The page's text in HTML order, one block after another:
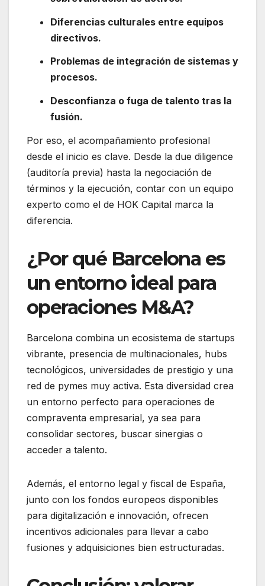
Diferencias culturales entre equipos
directivos.
Problemas de integración de sistemas y
procesos.
Desconfianza o fuga de talento tras la
fusión.
Por eso, el acompañamiento profesional
desde el inicio es clave. Desde la due diligence
(auditoría previa) hasta la negociación de
términos y la ejecución, contar con un equipo
experto como el de HOK Capital marca la
diferencia.
¿Por qué Barcelona es
un entorno ideal para
operaciones M&A?
Barcelona combina un ecosistema de startups
vibrante, presencia de multinacionales, hubs
tecnológicos, universidades de prestigio y una
red de pymes muy activa. Esta diversidad crea
un entorno perfecto para operaciones de
compraventa empresarial, ya sea para
consolidar sectores, buscar sinergias o
acceder a talento.
Además, el entorno legal y fiscal de España,
junto con los fondos europeos disponibles
para digitalización e innovación, ofrecen
incentivos adicionales para llevar a cabo
fusiones y adquisiciones bien estructuradas.